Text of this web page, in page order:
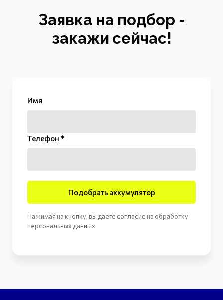
Заявка на подбор -
закажи сейчас!
Имя
Телефон *
Подобрать аккумулятор
Нажимая на кнопку, вы даете согласие на обработку
персональных данных